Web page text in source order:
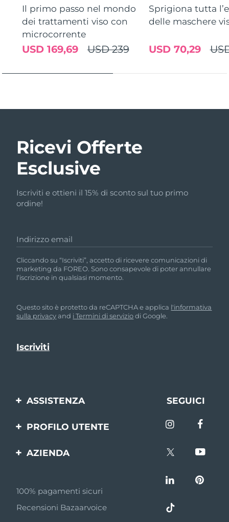
Il primo passo nel mondo
dei trattamenti viso con
microcorrente
USD 239
USD 169,69
Sprigiona tutta
delle maschere
USD 70,29
Ricevi Offerte
Esclusive
Iscriviti e ottieni il 15% di sconto sul tuo primo
ordine!
Indirizzo email
Cliccando su “Iscriviti”, accetto di ricevere comunicazioni di
marketing da FOREO. Sono consapevole di poter annullare
l’iscrizione in qualsiasi momento.
Questo sito è protetto da reCAPTCHA e applica l'informativa
sulla privacyand i Termini di serviziodi Google.
ASSISTENZA
Contattaci
batteria
SEGUICI
PROFILO UTENTE
prodotto
AZIENDA
Affiliazione
Notizie di affiliazione
100% pagamenti sicuri
Recensioni Bazaarvoice